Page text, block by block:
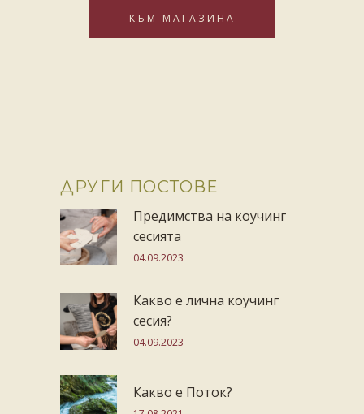
КЪМ МАГАЗИНА
ДРУГИ ПОСТОВЕ
Предимства на коучинг
сесията
04.09.2023
Какво е лична коучинг
сесия?
04.09.2023
Какво е Поток?